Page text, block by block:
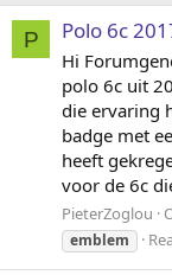
P Polo 6c
Hi
polo 6c uit
die ervaring
badge met
heeft
voor de 6c
PieterZoglou
emblem